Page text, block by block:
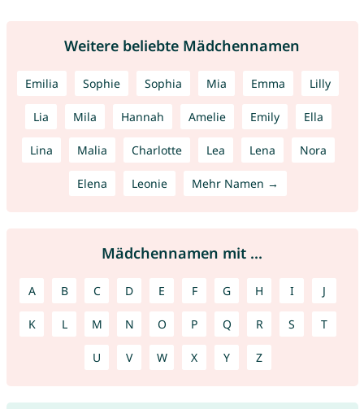
Weitere beliebte Mädchennamen
Emilia Sophie Sophia Mia Emma Lilly
Lia Mila Hannah Amelie Emily Ella
Lina Malia Charlotte Lea Lena Nora
Elena Leonie Mehr Namen →
Mädchennamen mit ...
A B C D E F G H I J
K L M N O P Q R S T
U V W X Y Z